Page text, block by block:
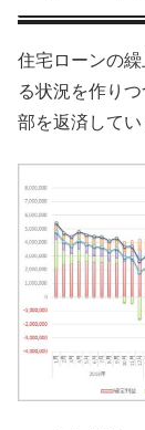
住宅ローンの
る状況を作り
部を返済してい